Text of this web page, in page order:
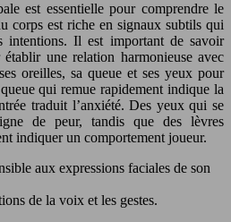
est essentielle pour comprendre le
corps est riche en signaux subtils qui
intentions. Il est important de savoir
une relation harmonieuse avec
oreilles, sa queue et ses yeux pour
qui remue rapidement indique la
traduit l’anxiété. Des yeux qui se
de peur, tandis que des lèvres
indiquer un comportement joueur.
aux expressions faciales de son
de la voix et les gestes.